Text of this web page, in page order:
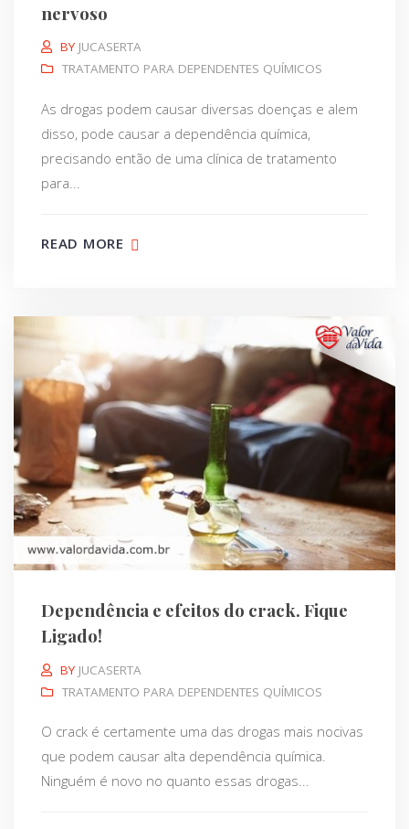
nervoso
BY JUCASERTA
TRATAMENTO PARA DEPENDENTES QUÍMICOS
As drogas podem causar diversas doenças e alem
disso, pode causar a dependência química,
precisando então de uma clínica de tratamento
para...
READ MORE
Dependência e efeitos do crack. Fique
Ligado!
BY JUCASERTA
TRATAMENTO PARA DEPENDENTES QUÍMICOS
O crack é certamente uma das drogas mais nocivas
que podem causar alta dependência química.
Ninguém é novo no quanto essas drogas...